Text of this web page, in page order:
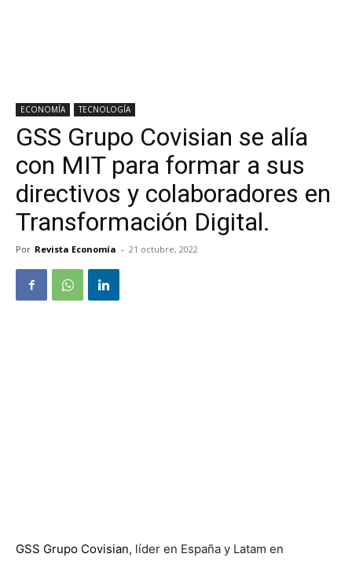
ECONOMÍA TECNOLOGÍA
GSS Grupo Covisian se alía
con MIT para formar a sus
directivos y colaboradores en
Transformación Digital.
Por Revista Economía - 21 octubre, 2022
GSS Grupo Covisian, líder en España y Latam en